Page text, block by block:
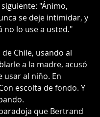
"Ánimo,
se deje intimidar, y
no lo use a usted."
Chile, usando al
a la madre, acusó
usar al niño. En
escolta de fondo. Y
que Bertrand